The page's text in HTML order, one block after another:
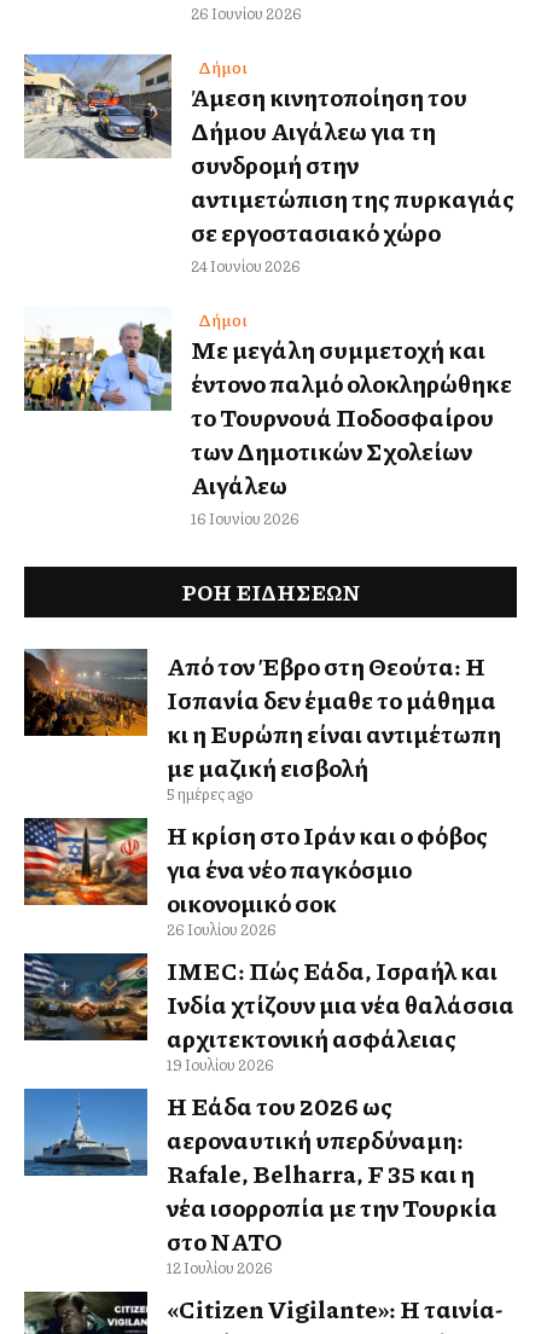
26 Ιουνίου 2026
Δήμοι
Άμεση κινητοποίηση του
Δήμου Αιγάλεω για τη
συνδρομή στην
αντιμετώπιση της πυρκαγιάς
σε εργοστασιακό χώρο
24 Ιουνίου 2026
Δήμοι
Με μεγάλη συμμετοχή και
έντονο παλμό ολοκληρώθηκε
το Τουρνουά Ποδοσφαίρου
των Δημοτικών Σχολείων
Αιγάλεω
16 Ιουνίου 2026
ΡΟΗ ΕΙΔΉΣΕΩΝ
Από τον Έβρο στη Θεούτα: Η
Ισπανία δεν έμαθε το μάθημα
κι η Ευρώπη είναι αντιμέτωπη
με μαζική εισβολή
5 ημέρες ago
Η κρίση στο Ιράν και ο φόβος
για ένα νέο παγκόσμιο
οικονομικό σοκ
26 Ιουλίου 2026
IMEC: Πώς Ελλάδα, Ισραήλ και
Ινδία χτίζουν μια νέα θαλάσσια
αρχιτεκτονική ασφάλειας
19 Ιουλίου 2026
Η Ελλάδα του 2026 ως
αεροναυτική υπερδύναμη:
Rafale, Belharra, F 35 και η
νέα ισορροπία με την Τουρκία
στο ΝΑΤΟ
12 Ιουλίου 2026
«Citizen Vigilante»: Η ταινία-